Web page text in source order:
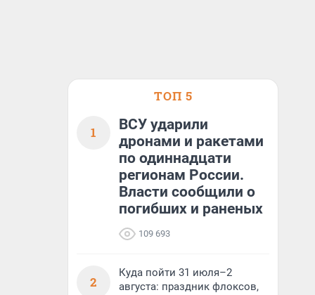
ТОП 5
1
ВСУ ударили
дронами и ракетами
по одиннадцати
регионам России.
Власти сообщили о
погибших и раненых
109 693
2
Куда пойти 31 июля–2
августа: праздник флоксов,